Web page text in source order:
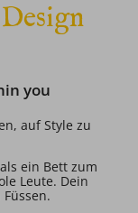
you
auf Style zu
ein Bett zum
Leute. Dein